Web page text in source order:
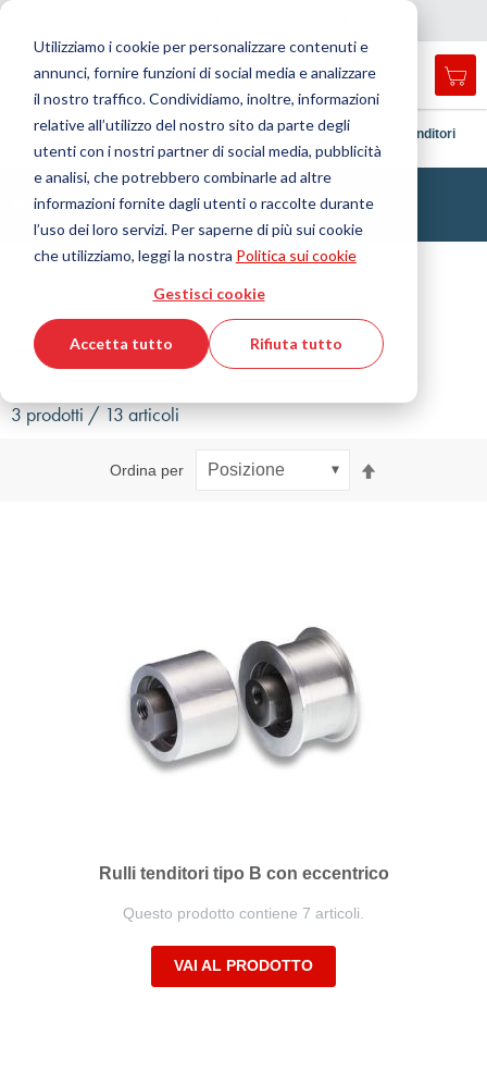
Utilizziamo i cookie per personalizzare contenuti e
annunci, fornire funzioni di social media e analizzare
il nostro traffico. Condividiamo, inoltre, informazioni
relative all’utilizzo del nostro sito da parte degli
utenti con i nostri partner di social media, pubblicità
e analisi, che potrebbero combinarle ad altre
informazioni fornite dagli utenti o raccolte durante
l’uso dei loro servizi. Per saperne di più sui cookie
che utilizziamo, leggi la nostra Politica sui cookie
Gestisci cookie
Accetta tutto Rifiuta tutto
Menu
search
Cerca
Cerca
Home Tecnologia delle trasmissioni Accessori Rulli tenditori
Rulli tenditori
3 prodotti / 13 articoli
Ordina per
Rulli tenditori tipo B con eccentrico
Questo prodotto contiene 7 articoli.
VAI AL PRODOTTO